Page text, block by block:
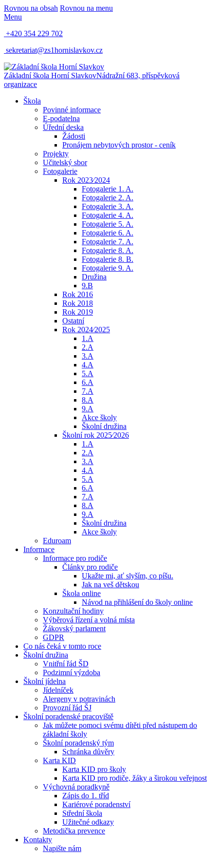
Rovnou na obsah Rovnou na menu
Menu
+420 354 229 702
sekretariat@zs1hornislavkov.cz
Základní škola Horní SlavkovNádražní 683, příspěvková
organizace
Škola
Povinné informace
E-podatelna
Úřední deska
Žádosti
Pronájem nebytových prostor - ceník
Projekty
Učitelský sbor
Fotogalerie
Rok 2023⁄2024
Fotogalerie 1. A.
Fotogalerie 2. A.
Fotogalerie 3. A.
Fotogalerie 4. A.
Fotogalerie 5. A.
Fotogalerie 6. A.
Fotogalerie 7. A.
Fotogalerie 8. A.
Fotogalerie 8. B.
Fotogalerie 9. A.
Družina
9.B
Rok 2016
Rok 2018
Rok 2019
Ostatní
Rok 2024⁄2025
1.A
2.A
3.A
4.A
5.A
6.A
7.A
8.A
9.A
Akce školy
Školní družina
Školní rok 2025⁄2026
1.A
2.A
3.A
4.A
5.A
6.A
7.A
8.A
9.A
Školní družina
Akce školy
Eduroam
Informace
Informace pro rodiče
Články pro rodiče
Ukažte mi, ať slyším, co píšu.
Jak na veš dětskou
Škola online
Návod na přihlášení do školy online
Konzultační hodiny
Výběrová řízení a volná místa
Žákovský parlament
GDPR
Co nás čeká v tomto roce
Školní družina
Vnitřní řád ŠD
Podzimní výzdoba
Školní jídelna
Jídelníček
Alergeny v potravinách
Provozní řád ŠJ
Školní poradenské pracoviště
Jak můžete pomoci svému dítěti před nástupem do
základní školy
Školní poradenský tým
Schránka důvěry
Karta KID
Karta KID pro školy
Karta KID pro rodiče, žáky a širokou veřejnost
Výchovná poradkyně
Zápis do 1. tříd
Kariérové poradenství
Střední škola
Užitečné odkazy
Metodička prevence
Kontakty
Napište nám